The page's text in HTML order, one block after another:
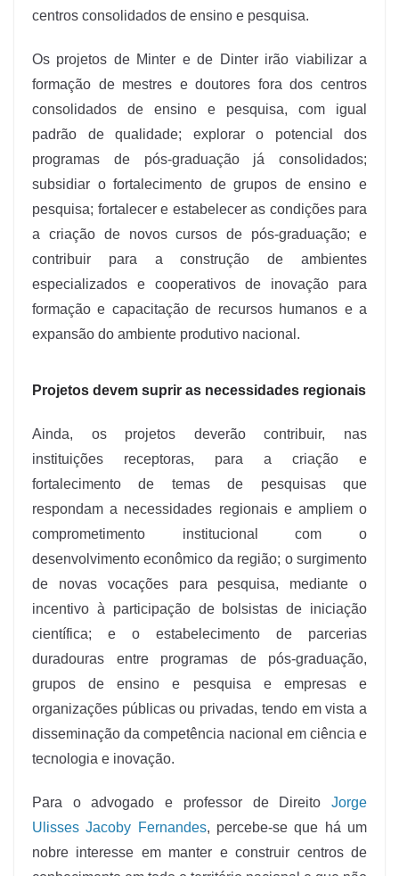
centros consolidados de ensino e pesquisa.
Os projetos de Minter e de Dinter irão viabilizar a
formação de mestres e doutores fora dos centros
consolidados de ensino e pesquisa, com igual
padrão de qualidade; explorar o potencial dos
programas de pós-graduação já consolidados;
subsidiar o fortalecimento de grupos de ensino e
pesquisa; fortalecer e estabelecer as condições para
a criação de novos cursos de pós-graduação; e
contribuir para a construção de ambientes
especializados e cooperativos de inovação para
formação e capacitação de recursos humanos e a
expansão do ambiente produtivo nacional.
Projetos devem suprir as necessidades regionais
Ainda, os projetos deverão contribuir, nas
instituições receptoras, para a criação e
fortalecimento de temas de pesquisas que
respondam a necessidades regionais e ampliem o
comprometimento institucional com o
desenvolvimento econômico da região; o surgimento
de novas vocações para pesquisa, mediante o
incentivo à participação de bolsistas de iniciação
científica; e o estabelecimento de parcerias
duradouras entre programas de pós-graduação,
grupos de ensino e pesquisa e empresas e
organizações públicas ou privadas, tendo em vista a
disseminação da competência nacional em ciência e
tecnologia e inovação.
Para o advogado e professor de Direito Jorge
Ulisses Jacoby Fernandes, percebe-se que há um
nobre interesse em manter e construir centros de